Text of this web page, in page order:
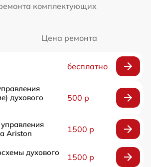
комплектующих
Цена ремонта
бесплатно
духового
500 р
Ariston
1500 р
духового
1500 р